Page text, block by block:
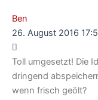
Ben
26. August 2016
Toll umgesetzt! Die
dringend
wenn frisch geölt?